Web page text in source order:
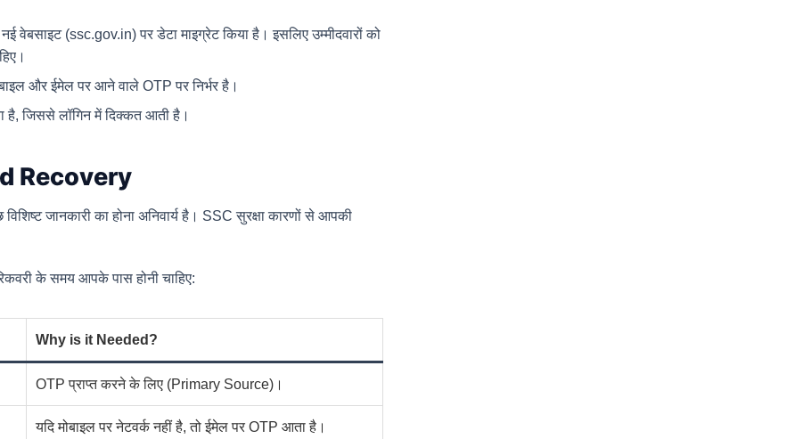
वेबसाइट (ssc.gov.in) पर डेटा माइग्रेट किया है। इसलिए उम्मीदवारों को
और ईमेल पर आने वाले OTP पर निर्भर है।
है, जिससे लॉगिन में दिक्कत आती है।
Recovery
जानकारी का होना अनिवार्य है। SSC सुरक्षा कारणों से आपकी
के समय आपके पास होनी चाहिए:
Why is it Needed?
OTP प्राप्त करने के लिए (Primary Source)।
यदि मोबाइल पर नेटवर्क नहीं है, तो ईमेल पर OTP आता है।